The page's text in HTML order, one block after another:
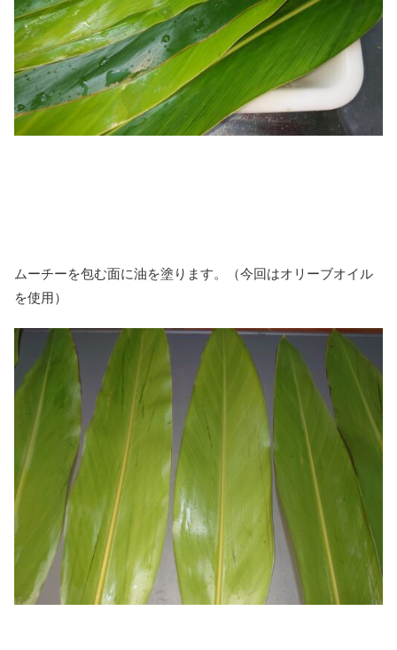
ムーチーを包む面に油を塗ります。（今回はオリーブオイル
を使用）